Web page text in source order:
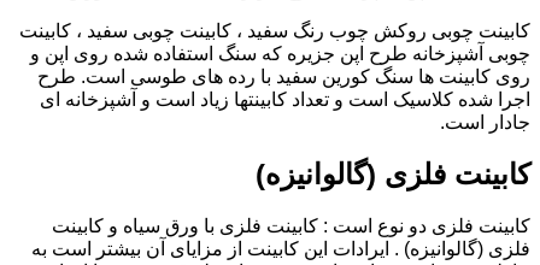
کابینت چوبی روکش چوب رنگ سفید ، کابینت چوبی سفید ، کابینت
چوبی آشپزخانه طرح اپن جزیره که سنگ استفاده شده روی اپن و
روی کابینت ها سنگ کورین سفید با رده های طوسی است. طرح
اجرا شده کلاسیک است و تعداد کابینتها زیاد است و آشپزخانه ای
جادار است.
کابینت فلزی (گالوانیزه)
کابینت فلزی دو نوع است : کابینت فلزی با ورق سیاه و کابینت
فلزی (گالوانیزه) . ایرادات این کابینت از مزایای آن بیشتر است به